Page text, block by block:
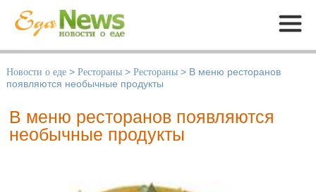
Меню
Новости о еде > Рестораны > Рестораны > В меню ресторанов
появляются необычные продукты
В меню ресторанов появляются
необычные продукты